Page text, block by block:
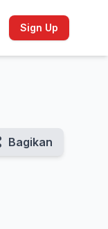
Sign Up
Bagikan